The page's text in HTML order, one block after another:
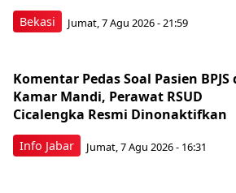
Bekasi Jumat, 7 Agu 2026 - 21:59
Info Jabar
Komentar Pedas Soal Pasien BPJS
Kamar Mandi, Perawat RSUD
Cicalengka Resmi Dinonaktifkan
Jumat, 7 Agu 2026 - 16:31